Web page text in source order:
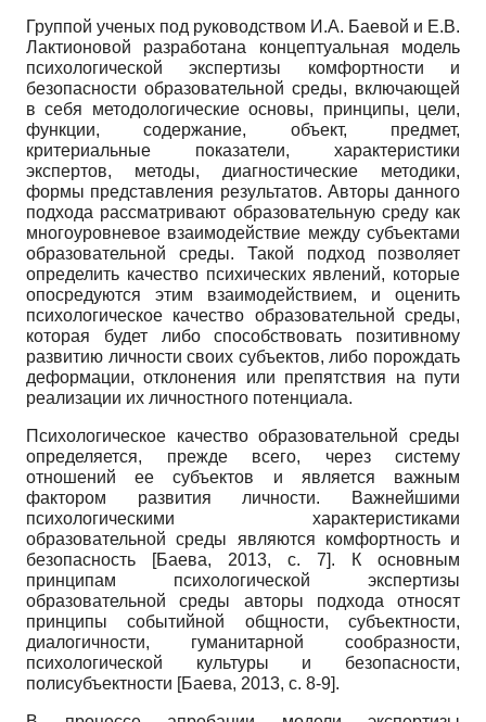
Группой ученых под руководством И.А. Баевой и Е.В.
Лактионовой разработана концептуальная модель
психологической экспертизы комфортности и
безопасности образовательной среды, включающей
в себя методологические основы, принципы, цели,
функции, содержание, объект, предмет,
критериальные показатели, характеристики
экспертов, методы, диагностические методики,
формы представления результатов. Авторы данного
подхода рассматривают образовательную среду как
многоуровневое взаимодействие между субъектами
образовательной среды. Такой подход позволяет
определить качество психических явлений, которые
опосредуются этим взаимодействием, и оценить
психологическое качество образовательной среды,
которая будет либо способствовать позитивному
развитию личности своих субъектов, либо порождать
деформации, отклонения или препятствия на пути
реализации их личностного потенциала.
Психологическое качество образовательной среды
определяется, прежде всего, через систему
отношений ее субъектов и является важным
фактором развития личности. Важнейшими
психологическими характеристиками
образовательной среды являются комфортность и
безопасность
[Баева, 2013, с. 7]. К основным
принципам психологической экспертизы
образовательной среды авторы подхода относят
принципы событийной общности, субъектности,
диалогичности, гуманитарной сообразности,
психологической культуры и безопасности,
полисубъектности [Баева, 2013, с. 8-9].